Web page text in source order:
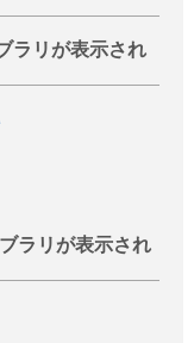
ラリが表示され
ラリが表示され